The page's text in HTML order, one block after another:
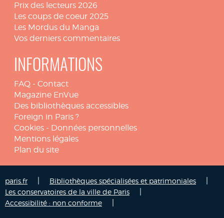
Prix des lecteurs 2026
Les coups de coeur 2025
Les Mordus du Manga
Vos derniers commentaires
INFORMATIONS
FAQ - Contact
Magazine EnVue
Des bibliothèques accessibles
Foreign in Paris ?
Cookies - Données personnelles
Mentions légales
Plan du site
paris.fr Bibliothèques spécialisées et patrimoniales
Les conservatoires de la ville de Paris
Accessibilité : non conforme